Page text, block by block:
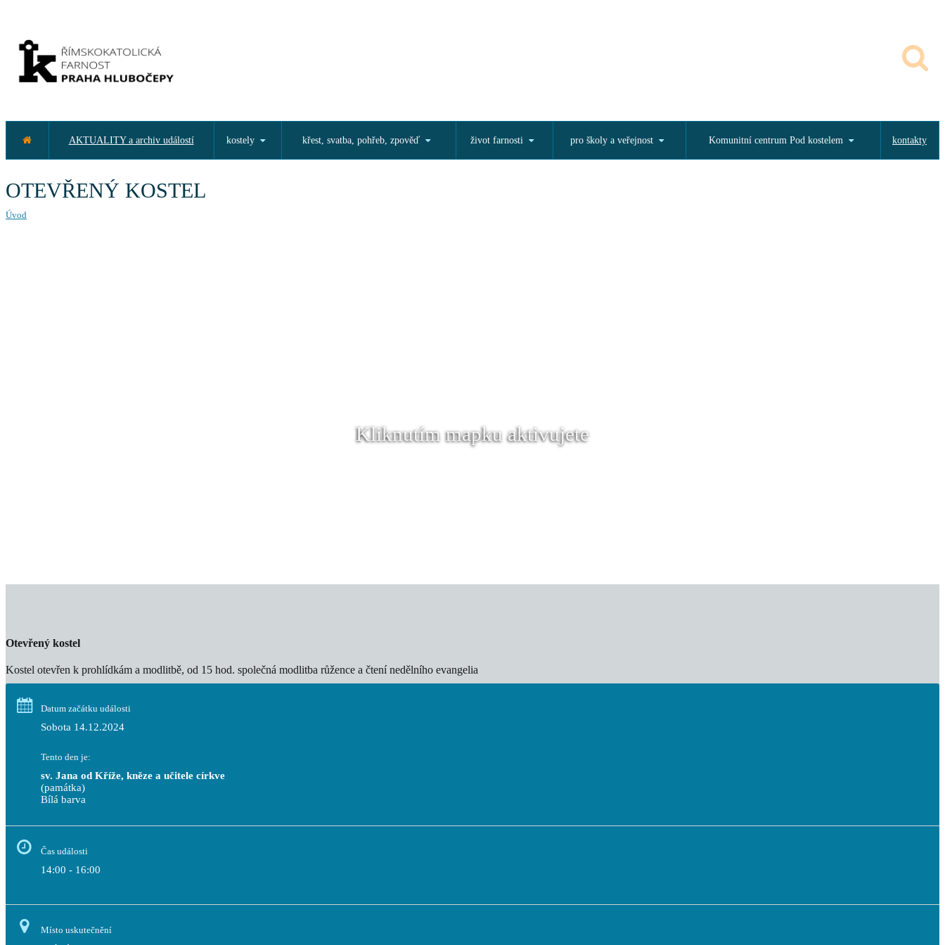
AKTUALITY a archiv událostí kostely křest, svatba, pohřeb, zpověď život farnosti pro školy a veřejnost Komunitní centrum Pod kostelem kontakty
OTEVŘENÝ KOSTEL
Úvod
Kliknutím mapku aktivujete
Otevřený kostel
Kostel otevřen k prohlídkám a modlitbě, od 15 hod. společná modlitba růžence a čtení nedělního evangelia
Datum začátku události
Sobota 14.12.2024
Tento den je:
sv. Jana od Kříže, kněze a učitele církve
(památka)
Bílá barva
Čas události
14:00 - 16:00
Místo uskutečnění